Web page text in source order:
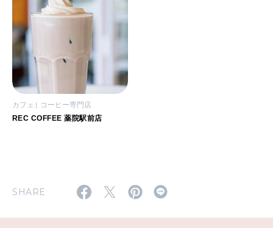
カフェ コーヒー専門店
REC COFFEE 薬院駅前店
SHARE